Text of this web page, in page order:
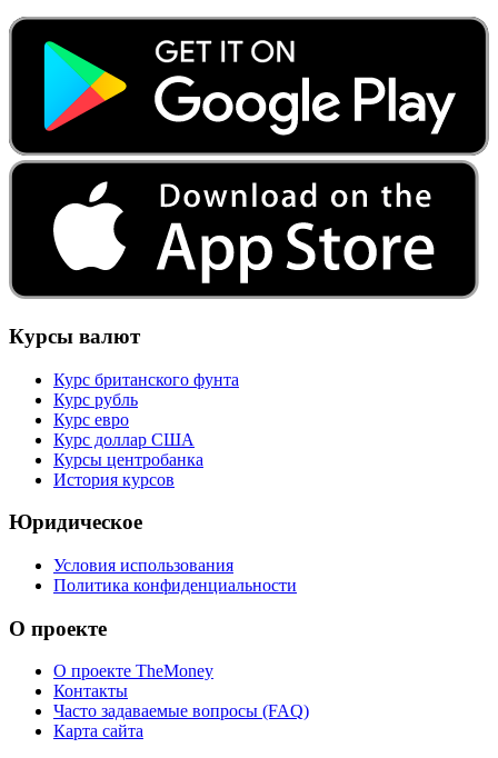
Курсы валют
Курс британского фунта
Курс рубль
Курс евро
Курс доллар США
Курсы центробанка
История курсов
Юридическое
Условия использования
Политика конфиденциальности
О проекте
О проекте TheMoney
Контакты
Часто задаваемые вопросы (FAQ)
Карта сайта